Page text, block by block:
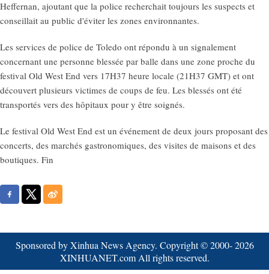
Heffernan, ajoutant que la police recherchait toujours les suspects et
conseillait au public d'éviter les zones environnantes.
Les services de police de Toledo ont répondu à un signalement
concernant une personne blessée par balle dans une zone proche du
festival Old West End vers 17H37 heure locale (21H37 GMT) et ont
découvert plusieurs victimes de coups de feu. Les blessés ont été
transportés vers des hôpitaux pour y être soignés.
Le festival Old West End est un événement de deux jours proposant des
concerts, des marchés gastronomiques, des visites de maisons et des
boutiques. Fin
Sponsored by Xinhua News Agency. Copyright © 2000-2026
XINHUANET.com All rights reserved.